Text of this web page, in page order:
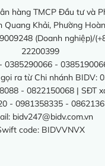
hàng TMCP Đầu tư và
Quang Khải, Phường
(Doanh nghiệp)/
22200399
0385290066 -
ra từ Chi nhánh BIDV:
- 0822150068 | SĐT
- 0981358335 -
bidv247@bidv.com.vn
code: BIDVVNVX